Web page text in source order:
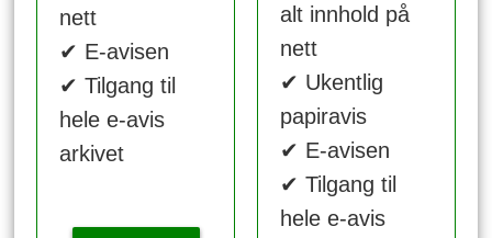
nett
✔ E-avisen
✔ Tilgang til
hele e-avis
arkivet
alt innhold på
nett
✔ Ukentlig
papiravis
✔ E-avisen
✔ Tilgang til
hele e-avis